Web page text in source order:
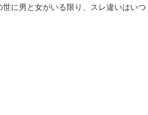
に男と女がいる限り、スレ違いはいつ